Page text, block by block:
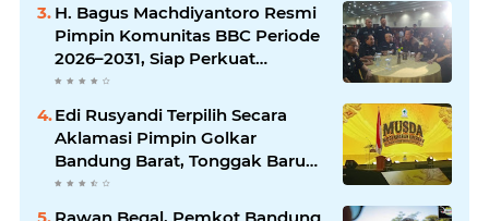
H. Bagus Machdiyantoro Resmi
Pimpin Komunitas BBC Periode
2026–2031, Siap Perkuat
Solidaritas dan Hadirkan
Program Nyata untuk
Masyarakat
Edi Rusyandi Terpilih Secara
Aklamasi Pimpin Golkar
Bandung Barat, Tonggak Baru
Kepemimpinan Harmonis
"Turun Ranjang"